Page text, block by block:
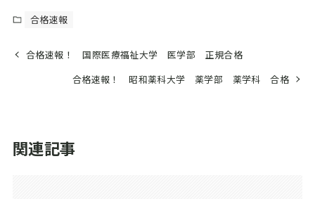
合格速報
合格速報！ 国際医療福祉大学 医学部 正規合格
合格速報！ 昭和薬科大学 薬学部 薬学科 合格
関連記事